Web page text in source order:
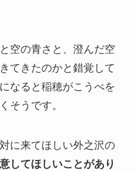
空の青さと、澄んだ空
てきたのかと錯覚して
なると稲穂がこうべを
そうです。
に来てほしい外之沢の
してほしいことがあり